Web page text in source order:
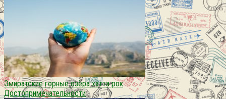
Эмиратские горные озёра хатта рок
Достопримечательности